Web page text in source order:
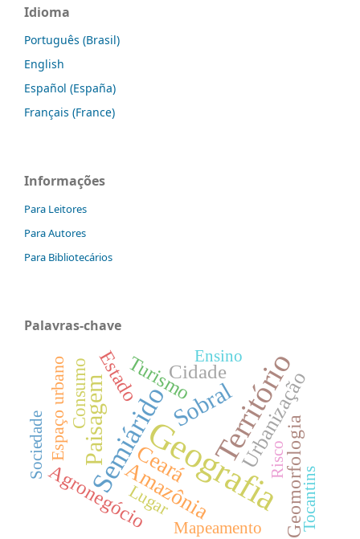
Idioma
Português (Brasil)
English
Español (España)
Français (France)
Informações
Para Leitores
Para Autores
Para Bibliotecários
Palavras-chave
Geografia
Território
SemiáridoSobral
Paisagem Ceará
Amazônia
Urbanização
Geomorfologia
Agronegócio
TurismoCidade
Estado
Consumo
Espaço urbano
Lugar Tocantins
Mapeamento
Risco
Sociedade
Ensino